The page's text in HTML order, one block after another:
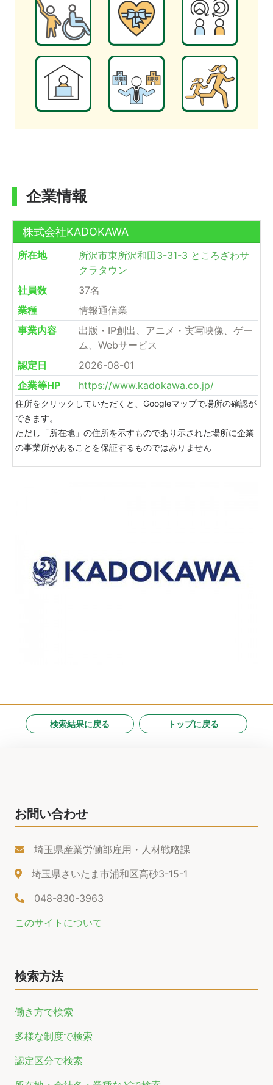
企業情報
株式会社KADOKAWA
所在地
所沢市東所沢和田3-31-3 ところざわサ
クラタウン
社員数
37名
業種
情報通信業
事業内容
出版・IP創出、アニメ・実写映像、ゲー
ム、Webサービス
認定日
2026-08-01
企業等HP
https://www.kadokawa.co.jp/
住所をクリックしていただくと、Googleマップで場所の確認が
できます。
ただし「所在地」の住所を示すものであり示された場所に企業
の事業所があることを保証するものではありません
検索結果に戻る トップに戻る
お問い合わせ
埼玉県産業労働部雇用・人材戦略課
埼玉県さいたま市浦和区高砂3-15-1
048-830-3963
このサイトについて
検索方法
働き方で検索
多様な制度で検索
認定区分で検索